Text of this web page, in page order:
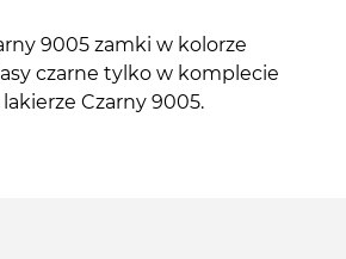
9005 zamki w kolorze
czarne tylko w komplecie
Czarny 9005.